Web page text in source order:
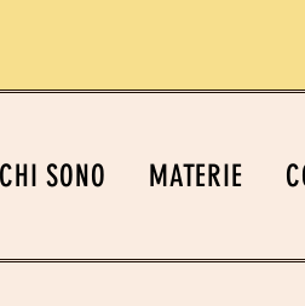
CHI SONO MATERIE